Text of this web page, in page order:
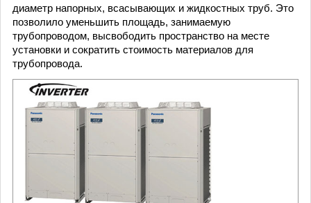
диаметр напорных, всасывающих и жидкостных труб. Это
позволило уменьшить площадь, занимаемую
трубопроводом, высвободить пространство на месте
установки и сократить стоимость материалов для
трубопровода.